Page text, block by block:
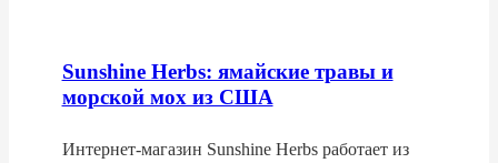
Sunshine Herbs: ямайские травы и
морской мох из США
Интернет-магазин Sunshine Herbs работает из